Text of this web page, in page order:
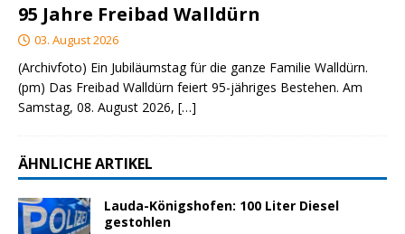
95 Jahre Freibad Walldürn
03. August 2026
(Archivfoto) Ein Jubiläumstag für die ganze Familie Walldürn.
(pm) Das Freibad Walldürn feiert 95-jähriges Bestehen. Am
Samstag, 08. August 2026, […]
ÄHNLICHE ARTIKEL
Lauda-Königshofen: 100 Liter Diesel
gestohlen